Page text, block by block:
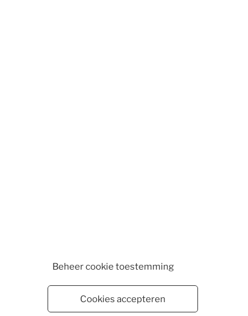
Beheer cookie toestemming
Cookies accepteren
WINKELMAND VESTIGINGEN